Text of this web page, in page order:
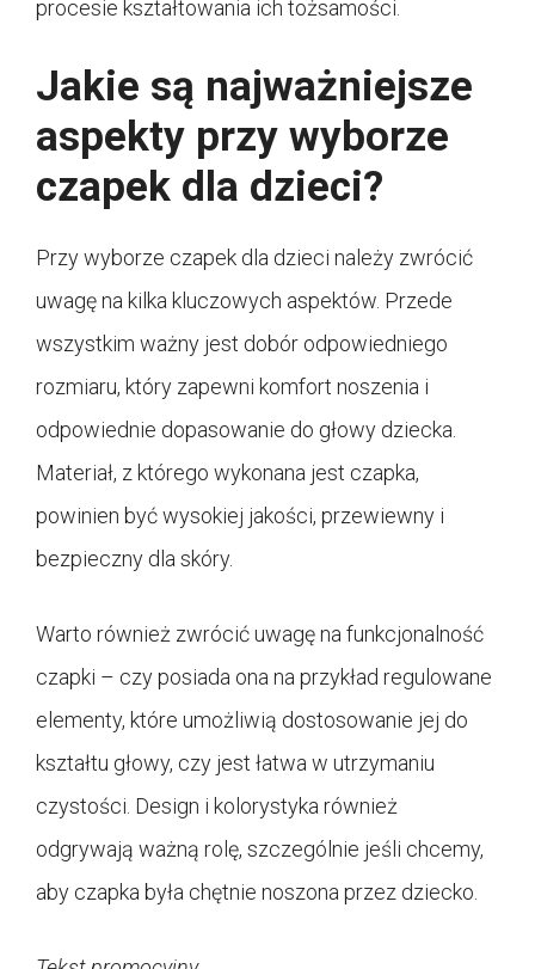
procesie kształtowania ich tożsamości.
Jakie są najważniejsze
aspekty przy wyborze
czapek dla dzieci?
Przy wyborze czapek dla dzieci należy zwrócić
uwagę na kilka kluczowych aspektów. Przede
wszystkim ważny jest dobór odpowiedniego
rozmiaru, który zapewni komfort noszenia i
odpowiednie dopasowanie do głowy dziecka.
Materiał, z którego wykonana jest czapka,
powinien być wysokiej jakości, przewiewny i
bezpieczny dla skóry.
Warto również zwrócić uwagę na funkcjonalność
czapki – czy posiada ona na przykład regulowane
elementy, które umożliwią dostosowanie jej do
kształtu głowy, czy jest łatwa w utrzymaniu
czystości. Design i kolorystyka również
odgrywają ważną rolę, szczególnie jeśli chcemy,
aby czapka była chętnie noszona przez dziecko.